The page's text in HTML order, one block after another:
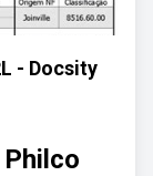
- Docsity